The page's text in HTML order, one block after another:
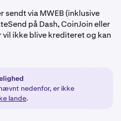
via MWEB (inklusive
på Dash, CoinJoin eller
ikke blive krediteret og kan
nedenfor, er ikke
lande.